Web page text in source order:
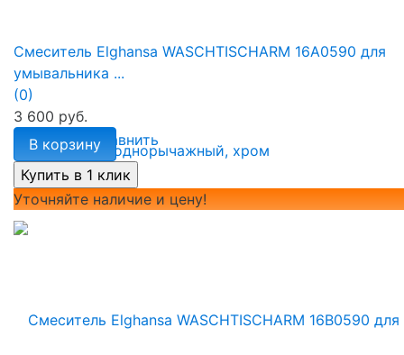
избранное сравнить
Смеситель Elghansa WASCHTISCHARM 16A0590 для
умывальника ...
(0)
3 600 руб.
В корзину
Уточняйте наличие и цену!